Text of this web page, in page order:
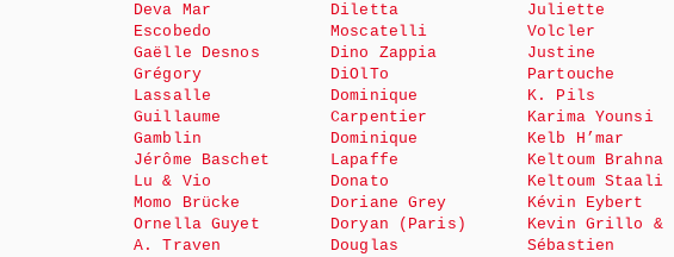
Deva Mar
Escobedo
Gaëlle Desnos
Grégory
Lassalle
Guillaume
Gamblin
Jérôme Baschet
Lu & Vio
Momo Brücke
Ornella Guyet
A. Traven
Diletta
Moscatelli
Dino Zappia
DiOlTo
Dominique
Carpentier
Dominique
Lapaffe
Donato
Doriane Grey
Doryan (Paris)
Douglas
Juliette
Volcler
Justine
Partouche
K. Pils
Karima Younsi
Kelb H’mar
Keltoum Brahna
Keltoum Staali
Kévin Eybert
Kevin Grillo &
Sébastien